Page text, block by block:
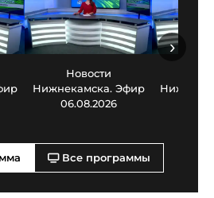
Новости
Нижнекамска. Эфир
06.08.2026
›
Все программы